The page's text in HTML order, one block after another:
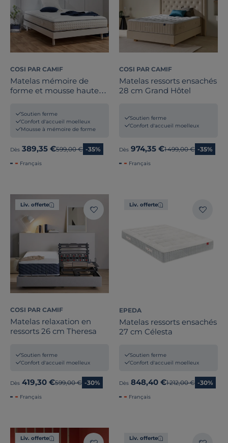
COSI PAR CAMIF
Matelas mémoire de
forme et mousse haute
Ernest
Soutien ferme
Confort d'accueil moelleux
Mousse à mémoire de forme
Dès 389,35 €Ancien prix
599,00 € -35%
Français
COSI PAR CAMIF
Matelas ressorts ensachés
28 cm Grand Hôtel
Soutien ferme
Confort d'accueil moelleux
Dès 974,35 €Ancien prix
1 499,00 € -35%
Français
Liv. offerte
COSI PAR CAMIF
Matelas relaxation en
ressorts 26 cm Theresa
Soutien ferme
Confort d'accueil moelleux
Dès 419,30 €Ancien prix
599,00 € -30%
Français
Liv. offerte
EPEDA
Matelas ressorts ensachés
27 cm Célesta
Soutien ferme
Confort d'accueil moelleux
Dès 848,40 €Ancien prix
1 212,00 € -30%
Français
Liv. offerte Liv. offerte